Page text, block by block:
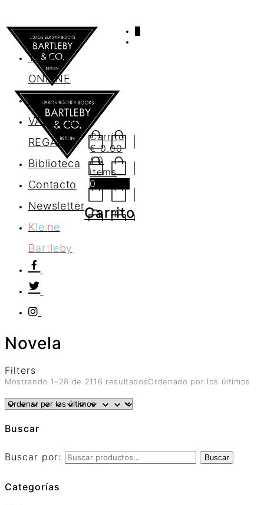
AGENDA
TIENDA
ONLINE
Nosotros
VALES DE
REGALO
Biblioteca
Contacto
Newsletter
Kleine
Bartleby
Carrito
€0.00
/ 0
items
0
Carrito
Novela
Filters
Mostrando 1–28 de 2116 resultadosOrdenado por los últimos
Buscar
Buscar por: Buscar
Categorías